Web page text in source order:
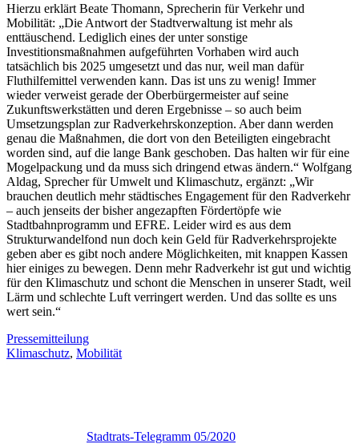
Hierzu erklärt Beate Thomann, Sprecherin für Verkehr und
Mobilität: „Die Antwort der Stadtverwaltung ist mehr als
enttäuschend. Lediglich eines der unter sonstige
Investitionsmaßnahmen aufgeführten Vorhaben wird auch
tatsächlich bis 2025 umgesetzt und das nur, weil man dafür
Fluthilfemittel verwenden kann. Das ist uns zu wenig! Immer
wieder verweist gerade der Oberbürgermeister auf seine
Zukunftswerkstätten und deren Ergebnisse – so auch beim
Umsetzungsplan zur Radverkehrskonzeption. Aber dann werden
genau die Maßnahmen, die dort von den Beteiligten eingebracht
worden sind, auf die lange Bank geschoben. Das halten wir für eine
Mogelpackung und da muss sich dringend etwas ändern.“ Wolfgang
Aldag, Sprecher für Umwelt und Klimaschutz, ergänzt: „Wir
brauchen deutlich mehr städtisches Engagement für den Radverkehr
– auch jenseits der bisher angezapften Fördertöpfe wie
Stadtbahnprogramm und EFRE. Leider wird es aus dem
Strukturwandelfond nun doch kein Geld für Radverkehrsprojekte
geben aber es gibt noch andere Möglichkeiten, mit knappen Kassen
hier einiges zu bewegen. Denn mehr Radverkehr ist gut und wichtig
für den Klimaschutz und schont die Menschen in unserer Stadt, weil
Lärm und schlechte Luft verringert werden. Und das sollte es uns
wert sein.“
Pressemitteilung
Klimaschutz, Mobilität
Stadtrats-Telegramm 05/2020